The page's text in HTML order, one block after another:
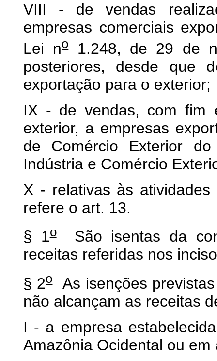
VIII - de vendas
empresas comerciais
Lei no1.248, de 29 de
posteriores, desde que
exportação para o exterior;
IX - de vendas, com fim
exterior, a empresas
de Comércio Exterior do
Indústria e Comércio
X - relativas às
refere o art. 13.
§ 1oSão isentas da
receitas referidas nos
§ 2oAs isenções
não alcançam as receitas
I - a empresa
Amazônia Ocidental ou